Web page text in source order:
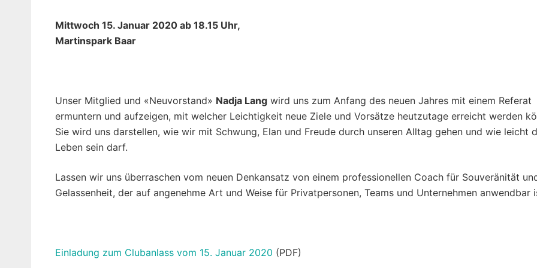
Mittwoch 15. Januar 2020 ab 18.15 Uhr,
Martinspark Baar
Unser Mitglied und «Neuvorstand» Nadja Lang wird uns zum Anfang des neuen Jahres mit einem Referat
ermuntern und aufzeigen, mit welcher Leichtigkeit neue Ziele und Vorsätze heutzutage erreicht werden
Sie wird uns darstellen, wie wir mit Schwung, Elan und Freude durch unseren Alltag gehen und wie leicht
Leben sein darf.
Lassen wir uns überraschen vom neuen Denkansatz von einem professionellen Coach für Souveränität
Gelassenheit, der auf angenehme Art und Weise für Privatpersonen, Teams und Unternehmen anwendbar
Einladung zum Clubanlass vom 15. Januar 2020 (PDF)